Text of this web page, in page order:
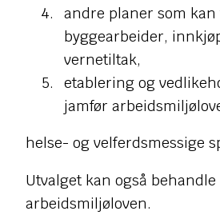
andre planer som
byggearbeider,
vernetiltak,
etablering og
jamfør
helse- og velferdsmessige
Utvalget kan også
arbeidsmiljøloven.